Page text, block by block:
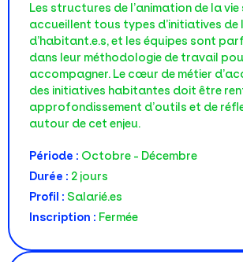
Les structures de l’animation de la vie sociale
accueillent tous types d’initiatives
d’habitant.e.s, et les équipes sont
dans leur méthodologie de travail
accompagner. Le cœur de métier
des initiatives habitantes doit être
approfondissement d’outils et de
autour de cet enjeu.
Période : Octobre - Décembre
Durée : 2 jours
Profil : Salarié.es
Inscription : Fermée